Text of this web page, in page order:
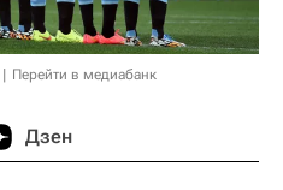
Перейти в медиабанк
Дзен